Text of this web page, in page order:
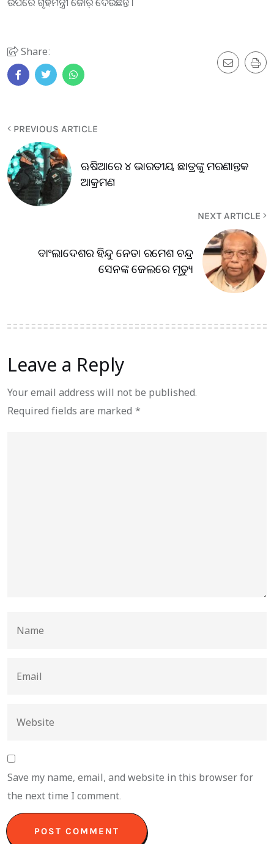
Share:
PREVIOUS ARTICLE
ଋଷିଆରେ ୪ ଭାରତୀୟ ଛାତ୍ରଙ୍କୁ ମରଣାନ୍ତକ
ଆକ୍ରମଣ
NEXT ARTICLE
ବାଂଲାଦେଶର ହିନ୍ଦୁ ନେତା ରମେଶ ଚନ୍ଦ୍ର
ସେନଙ୍କ ଜେଲରେ ମୃତ୍ୟୁ
Leave a Reply
Your email address will not be published.
Required fields are marked *
Save my name, email, and website in this browser for
the next time I comment.